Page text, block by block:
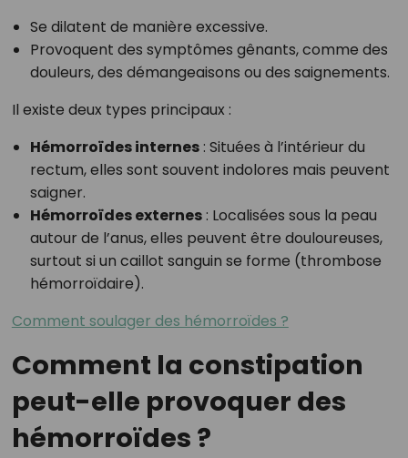
Se dilatent de manière excessive.
Provoquent des symptômes gênants, comme des
douleurs, des démangeaisons ou des saignements.
Il existe deux types principaux :
Hémorroïdes internes: Situées à l’intérieur du
rectum, elles sont souvent indolores mais peuvent
saigner.
Hémorroïdes externes: Localisées sous la peau
autour de l’anus, elles peuvent être douloureuses,
surtout si un caillot sanguin se forme (thrombose
hémorroïdaire).
Comment soulager des hémorroïdes ?
Comment la constipation
peut-elle provoquer des
hémorroïdes ?